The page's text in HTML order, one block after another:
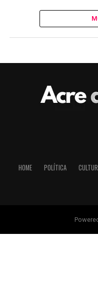
HOME POLÍTICA